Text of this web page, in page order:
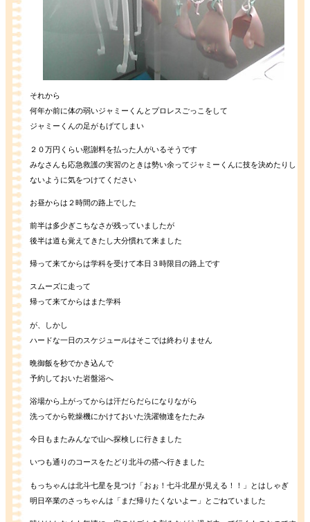
それから
何年か前に体の弱いジャミーくんとプロレスごっこをして
ジャミーくんの足がもげてしまい
２０万円くらい慰謝料を払った人がいるそうです
みなさんも応急救護の実習のときは勢い余ってジャミーくんに技を決めたりし
ないように気をつけてください
お昼からは２時間の路上でした
前半は多少ぎこちなさが残っていましたが
後半は道も覚えてきたし大分慣れて来ました
帰って来てからは学科を受けて本日３時限目の路上です
スムーズに走って
帰って来てからはまた学科
が、しかし
ハードな一日のスケジュールはそこでは終わりません
晩御飯を秒でかき込んで
予約しておいた岩盤浴へ
浴場から上がってからは汗だらだらになりながら
洗ってから乾燥機にかけておいた洗濯物達をたたみ
今日もまたみんなで山へ探検しに行きました
いつも通りのコースをたどり北斗の搭へ行きました
もっちゃんは北斗七星を見つけ「おぉ！七斗北星が見える！！」とはしゃぎ
明日卒業のさっちゃんは「まだ帰りたくないよー」とごねていました